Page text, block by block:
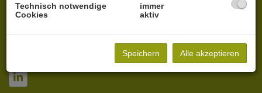
Feldgasse 13
office@immobilienjaeger.at
Technisch notwendige
Cookies
immer
aktiv
Speichern Alle akzeptieren